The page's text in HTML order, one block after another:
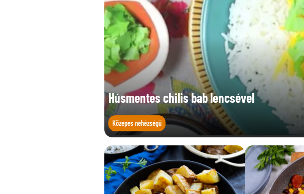
Húsmentes chilis bab lencsével
Közepes nehézségű